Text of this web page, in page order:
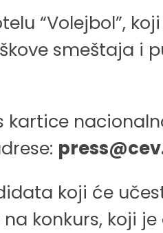
“Volejbol”,
smeštaja i
kartice
koji će
konkurs, koji